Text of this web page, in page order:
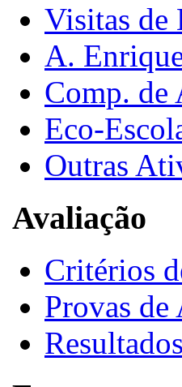
Visitas de
A.
Comp. de
Eco-
Outras
Avaliação
Critérios
Provas
Resultados